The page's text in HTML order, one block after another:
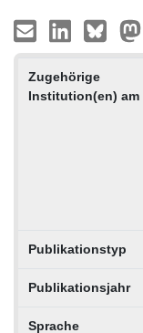
Zugehörige
Institution(en) am
Publikationstyp
Publikationsjahr
Sprache